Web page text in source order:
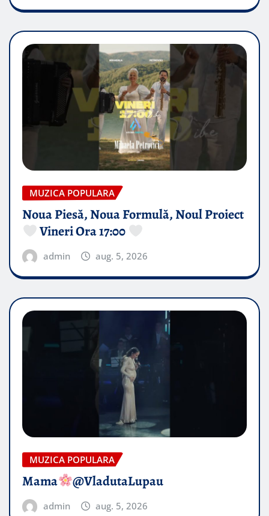
MUZICA POPULARA
Noua Piesă, Noua Formulă, Noul Proiect
Vineri Ora 17:00
admin aug. 5, 2026
MUZICA POPULARA
Mama @VladutaLupau
admin aug. 5, 2026